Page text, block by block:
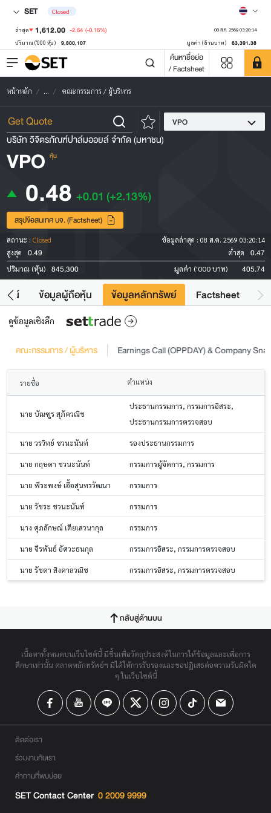
SET Closed
ล่าสุด 1,612.00 -2.64 (-0.16%) 08 ส.ค. 2569 03:20:14
ปริมาณ ('000 หุ้น) 9,800,107 มูลค่า (ล้านบาท) 63,391.38
ค้นหาชื่อย่อ
/ Factsheet
หน้าหลัก ... คณะกรรมการ / ผู้บริหาร
VPO
บริษัท วิจิตรภัณฑ์ปาล์มออยล์ จำกัด (มหาชน)
VPO หุ้น
0.48 +0.01 (+2.13%)
สรุปข้อสนเทศ บจ. (Factsheet)
สถานะ : Closed ข้อมูลล่าสุด : 08 ส.ค. 2569 03:20:14
สูงสุด
0.49 ต่ำสุด 0.47
ปริมาณ (หุ้น) 845,300 มูลค่า ('000 บาท) 405.74
ยชน์ ข้อมูลผู้ถือหุ้น ข้อมูลหลักทรัพย์ Factsheet
ดูข้อมูลเชิงลึก
คณะกรรมการ / ผู้บริหาร Earnings Call (OPPDAY) & Company
รายชื่อ ตำแหน่ง
นาย บัณฑูร สุภัควณิช
ประธานกรรมการ, กรรมการอิสระ,
ประธานกรรมการตรวจสอบ
นาย วรวิทย์ ชวนะนันท์ รองประธานกรรมการ
นาย กฤษดา ชวนะนันท์ กรรมการผู้จัดการ, กรรมการ
นาย พีระพงษ์ เอื้อสุนทรวัฒนา กรรมการ
นาย วัชระ ชวนะนันท์ กรรมการ
นาง ศุภลักษณ์ เตียเสวนากุล กรรมการ
นาย จีรพันธ์ อัศวะธนกุล กรรมการอิสระ, กรรมการตรวจสอบ
นาย รัชดา สิงคาลวณิช กรรมการอิสระ, กรรมการตรวจสอบ
กลับสู่ด้านบน
เนื้อหาทั้งหมดบนเว็บไซต์นี้ มีขึ้นเพื่อวัตถุประสงค์ในการให้ข้อมูลและเพื่อการ
ศึกษาเท่านั้น ตลาดหลักทรัพย์ฯ มิได้ให้การรับรองและขอปฏิเสธต่อความรับผิดใด
ๆ ในเว็บไซต์นี้
ติดต่อเรา
ร่วมงานกับเรา
คำถามที่พบบ่อย
SET Contact Center 0 2009 9999